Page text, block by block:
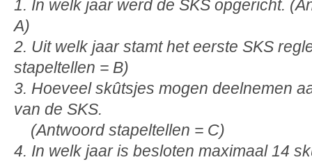
1. In welk jaar werd de SKS opgericht.
A)
2. Uit welk jaar stamt het eerste SKS
stapeltellen = B)
3. Hoeveel skûtsjes mogen deelnemen
van de SKS.
(Antwoord stapeltellen = C)
4. In welk jaar is besloten maximaal 14